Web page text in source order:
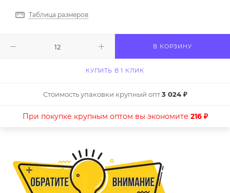
Таблица размеров
В КОРЗИНУ
КУПИТЬ В 1 КЛИК
Стоимость упаковки крупный опт3 024 ₽
При покупке крупным оптом вы экономите 216 ₽